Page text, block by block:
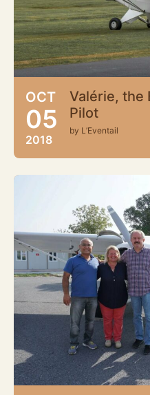
OCT
05
2018
Valérie, the
Pilot
by L’Eventail